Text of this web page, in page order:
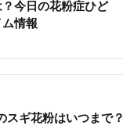
今日の花粉症ひど
情報
スギ花粉はいつまで？